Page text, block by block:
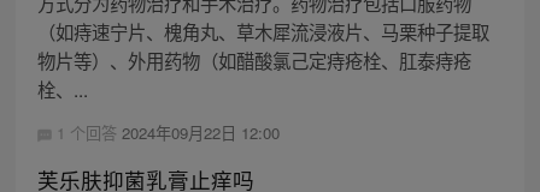
（如痔速宁片、槐角丸、草木犀流浸液片、马栗种子提取
物片等）、外用药物（如醋酸氯己定痔疮栓、肛泰痔疮
栓、...
1 个回答 2024年09月22日 12:00
芙乐肤抑菌乳膏止痒吗